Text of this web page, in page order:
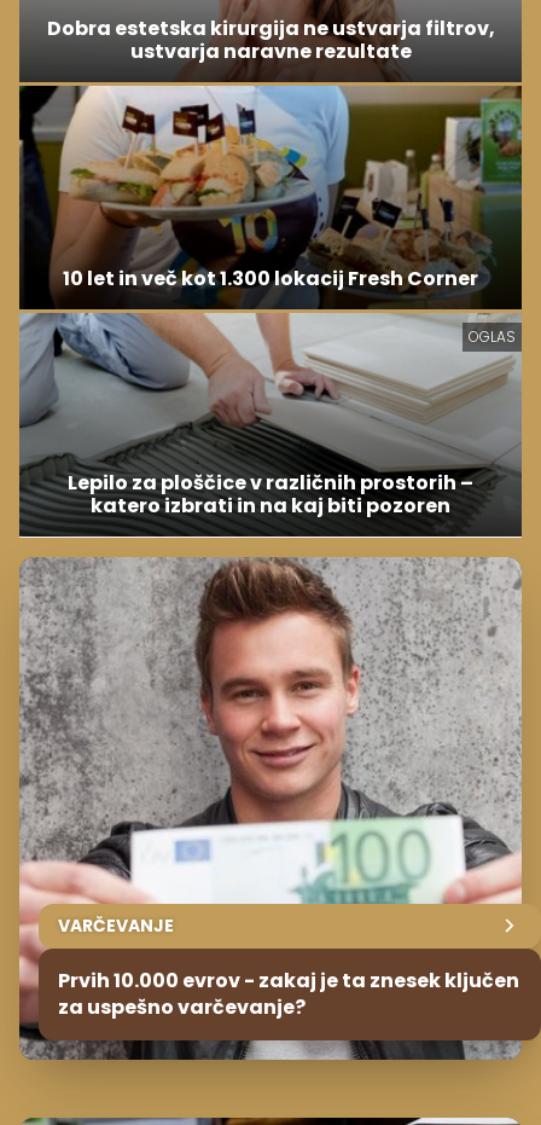
Dobra estetska kirurgija ne ustvarja filtrov,
ustvarja naravne rezultate
10 let in več kot 1.300 lokacij Fresh Corner
OGLAS
Lepilo za ploščice v različnih prostorih –
katero izbrati in na kaj biti pozoren
VARČEVANJE
Prvih 10.000 evrov - zakaj je ta znesek ključen
za uspešno varčevanje?